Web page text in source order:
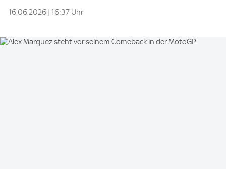
16.06.2026 | 16:37 Uhr